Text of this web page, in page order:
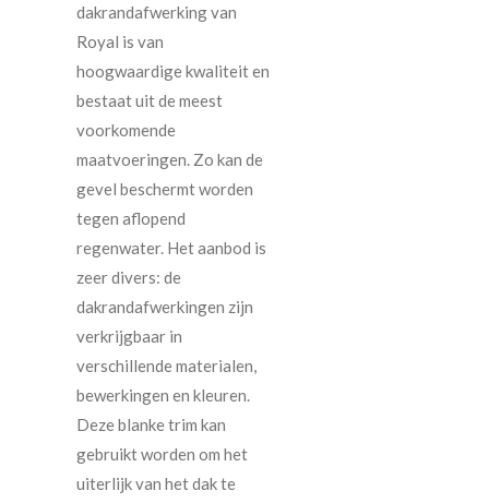
dakrandafwerking van
Royal is van
hoogwaardige kwaliteit en
bestaat uit de meest
voorkomende
maatvoeringen. Zo kan de
gevel beschermt worden
tegen aflopend
regenwater. Het aanbod is
zeer divers: de
dakrandafwerkingen zijn
verkrijgbaar in
verschillende materialen,
bewerkingen en kleuren.
Deze blanke trim kan
gebruikt worden om het
uiterlijk van het dak te